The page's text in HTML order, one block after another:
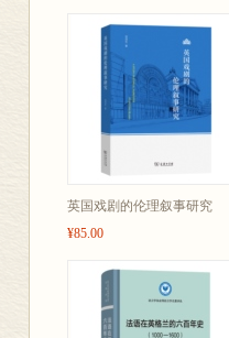
英国戏剧的伦理叙事研究
¥85.00